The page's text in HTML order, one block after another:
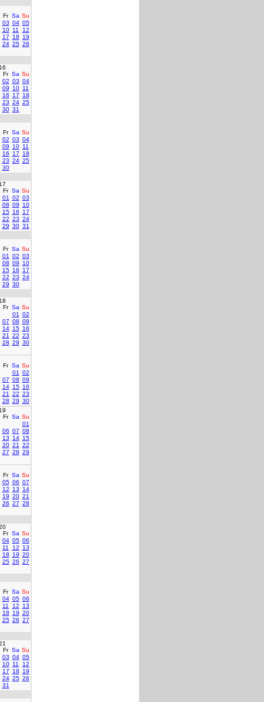
Fr Sa Su
03 04 05
10 11
12
17 18
19
24 25 26
Fr Sa Su
02 03 04
09 10 11
16 17
18
23 24 25
30 31
Fr Sa Su
02 03 04
09 10 11
16 17
18
23 24 25
30
Fr Sa Su
01
02 03
08 09
10
15 16
17
22 23 24
29 30 31
Fr Sa Su
01
02 03
08 09
10
15 16
17
22 23 24
29 30
Fr Sa Su
01
02
07 08 09
14 15 16
21 22 23
28 29 30
Fr Sa Su
01
02
07 08 09
14 15 16
21 22 23
28 29 30
Fr Sa Su
01
06 07 08
13 14 15
20 21
22
27 28 29
Fr Sa Su
05 06 07
12 13
14
19 20 21
26 27 28
Fr Sa Su
04 05 06
11 12
13
18 19 20
25 26 27
Fr Sa Su
04 05 06
11 12
13
18 19 20
25 26 27
Fr Sa Su
03 04 05
10 11
12
17 18
19
24 25 26
31